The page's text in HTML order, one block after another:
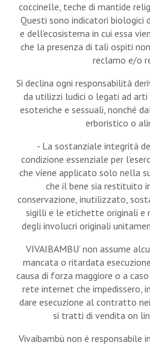
coccinelle, teche di mantide
Questi sono indicatori biologici
e dell’ecosistema in cui essa
che la presenza di tali ospiti
reclamo e/o
Si declina ogni responsabilità
da utilizzi ludici o legati ad
esoteriche e sessuali, nonché
erboristico o
- La sostanziale integrità
condizione essenziale per
che viene applicato solo nella
che il bene sia restituito
conservazione, inutilizzato,
sigilli e le etichette originali e
degli involucri originali
VIVAIBAMBU’ non assume
mancata o ritardata
causa di forza maggiore o a
rete internet che impedissero,
dare esecuzione al contratto
si tratti di vendita on
Vivaibambù non è responsabile